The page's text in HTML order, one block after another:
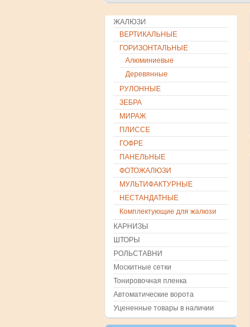
ЖАЛЮЗИ
ВЕРТИКАЛЬНЫЕ
ГОРИЗОНТАЛЬНЫЕ
Алюминиевые
Деревянные
РУЛОННЫЕ
ЗЕБРА
МИРАЖ
ПЛИССЕ
ГОФРЕ
ПАНЕЛЬНЫЕ
ФОТОЖАЛЮЗИ
МУЛЬТИФАКТУРНЫЕ
НЕСТАНДАТНЫЕ
Комплектующие для жалюзи
КАРНИЗЫ
ШТОРЫ
РОЛЬСТАВНИ
Москитные сетки
Тонировочная пленка
Автоматические ворота
Уцененные товары в наличии